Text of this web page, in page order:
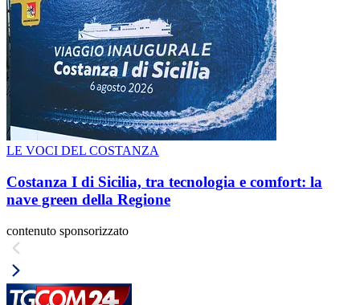
LE VOCI DEL COSTANZA
Costanza I di Sicilia, tra tecnologia e comfort: la
nave green della Regione
contenuto sponsorizzato